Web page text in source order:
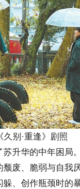
别·重逢》剧照
升华的中年困局
废、脆弱与自我
、创作瓶颈时的